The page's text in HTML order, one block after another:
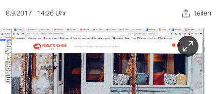
sport
berlin
nord
wahrheit
8.9.2017 14:26 Uhr teilen